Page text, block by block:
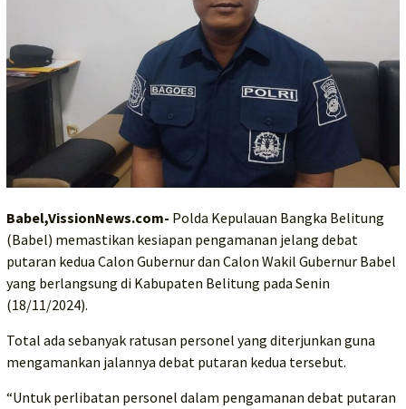
Babel,VissionNews.com- Polda Kepulauan Bangka Belitung
(Babel) memastikan kesiapan pengamanan jelang debat
putaran kedua Calon Gubernur dan Calon Wakil Gubernur Babel
yang berlangsung di Kabupaten Belitung pada Senin
(18/11/2024).
Total ada sebanyak ratusan personel yang diterjunkan guna
mengamankan jalannya debat putaran kedua tersebut.
“Untuk perlibatan personel dalam pengamanan debat putaran